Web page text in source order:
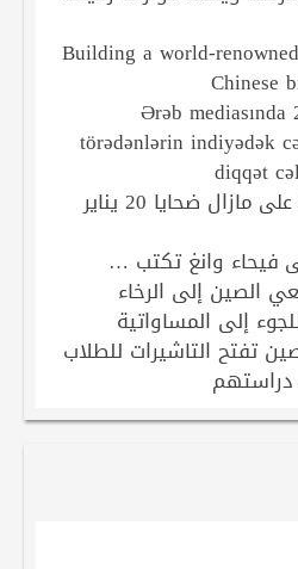
Building a world-renowned
Chinese
Ərəb
törədənlərin indiyədək
diqqət
على مازال ضحايا 20 يناير
فيحاء وانغ تكتب …
الصين إلى الرخاء
إلى المساواتية
تفتح التاشيرات للطلاب
دراستهم